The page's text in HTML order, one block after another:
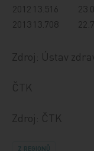
2012 13.516
2013 13.708
Zdroj: Ústav
ČTK
Zdroj: ČTK
Z REGIONŮ